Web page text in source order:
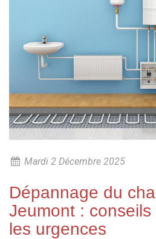
Mardi 2 Décembre 2025
Dépannage du
Jeumont :
les urgences